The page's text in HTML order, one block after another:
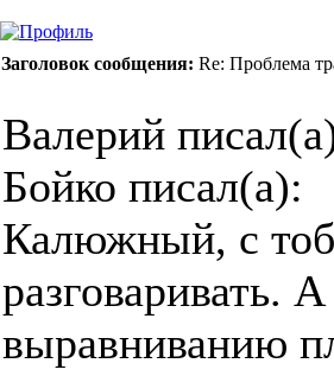
Заголовок сообщения: Re: Проблема
Валерий
Бойко писал(а):
Калюжный, с
разговаривать.
выравниванию